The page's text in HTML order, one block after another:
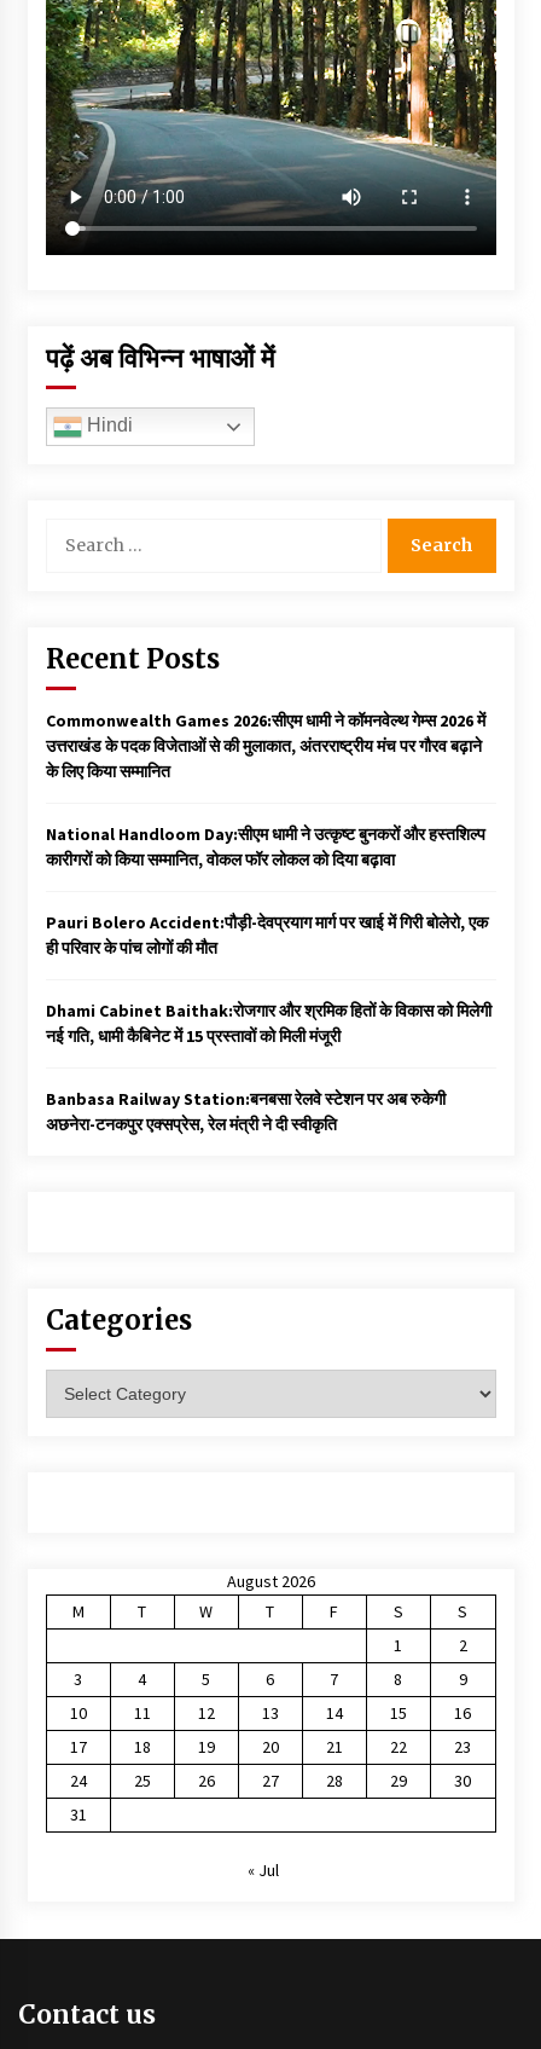
पढ़ें अब विभिन्न भाषाओं में
Hindi
for:
Recent Posts
Commonwealth Games 2026:सीएम धामी ने कॉमनवेल्थ गेम्स 2026 में
उत्तराखंड के पदक विजेताओं से की मुलाकात, अंतरराष्ट्रीय मंच पर गौरव बढ़ाने
के लिए किया सम्मानित
National Handloom Day:सीएम धामी ने उत्कृष्ट बुनकरों और हस्तशिल्प
कारीगरों को किया सम्मानित, वोकल फॉर लोकल को दिया बढ़ावा
Pauri Bolero Accident:पौड़ी-देवप्रयाग मार्ग पर खाई में गिरी बोलेरो, एक
ही परिवार के पांच लोगों की मौत
Dhami Cabinet Baithak:रोजगार और श्रमिक हितों के विकास को मिलेगी
नई गति, धामी कैबिनेट में 15 प्रस्तावों को मिली मंजूरी
Banbasa Railway Station:बनबसा रेलवे स्टेशन पर अब रुकेगी
अछनेरा-टनकपुर एक्सप्रेस, रेल मंत्री ने दी स्वीकृति
Categories
August 2026
M
T W T F S
S
1
2
3
4 5 6 7 8
9
10
11 12 13 14 15
16
17
18 19 20 21 22
23
24
25 26 27 28 29
30
31
« Jul
Contact us